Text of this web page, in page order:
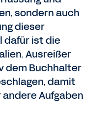
sondern auch
dieser
dafür ist die
Ausreißer
dem Buchhalter
damit
Aufgaben